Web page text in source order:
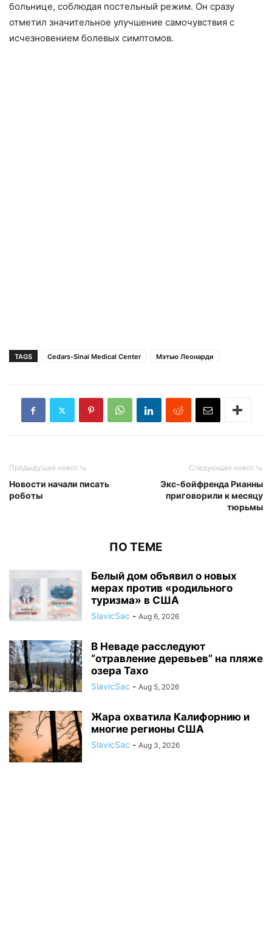
больнице, соблюдая постельный режим. Он сразу
отметил значительное улучшение самочувствия с
исчезновением болевых симптомов.
TAGS Cedars-Sinai Medical Center Мэтью Леонарди
Предыдущая новость
Новости начали писать
роботы
Следующая новость
Экс-бойфренда Рианны
приговорили к месяцу
тюрьмы
ПО ТЕМЕ
Белый дом объявил о новых
мерах против «родильного
туризма» в США
SlavicSac - Aug 6, 2026
В Неваде расследуют
“отравление деревьев” на пляже
озера Тахо
SlavicSac - Aug 5, 2026
Жара охватила Калифорнию и
многие регионы США
SlavicSac - Aug 3, 2026